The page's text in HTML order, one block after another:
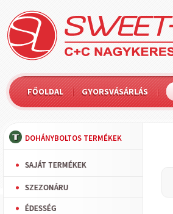
FŐOLDAL GYORSVÁSÁRLÁS
DOHÁNYBOLTOS TERMÉKEK
SAJÁT TERMÉKEK
SZEZONÁRU
ÉDESSÉG